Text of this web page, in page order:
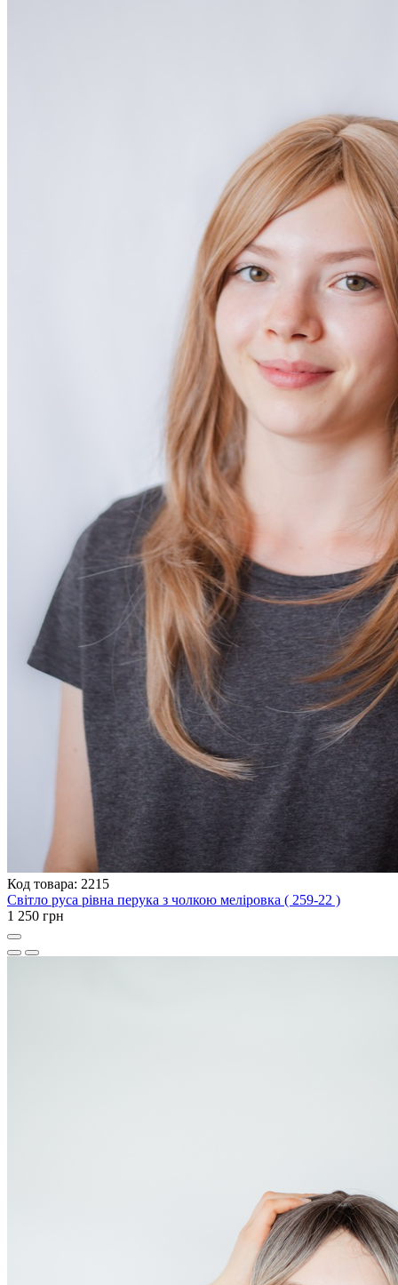
Код товара: 2215
Світло руса рівна перука з чолкою меліровка ( 259-22 )
1 250 грн